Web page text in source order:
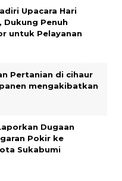
Upacara Hari
Dukung Penuh
untuk Pelayanan
Pertanian di cihaur
mengakibatkan
Dugaan
Pokir ke
Sukabumi